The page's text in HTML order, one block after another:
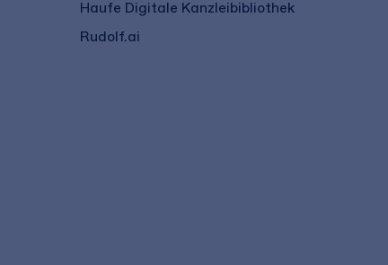
Haufe Digitale Kanzleibibliothek
Rudolf.ai